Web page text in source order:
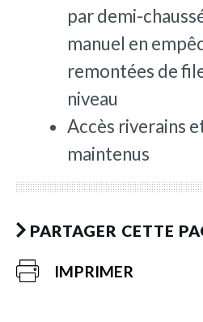
par demi-
manuel en
remontées de
niveau
Accès riverains
maintenus
PARTAGER CETTE
IMPRIMER